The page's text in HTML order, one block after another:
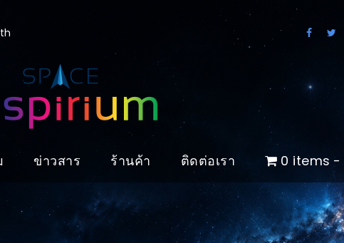
ข่าวสาร ร้านค้า ติดต่อเรา 0 items